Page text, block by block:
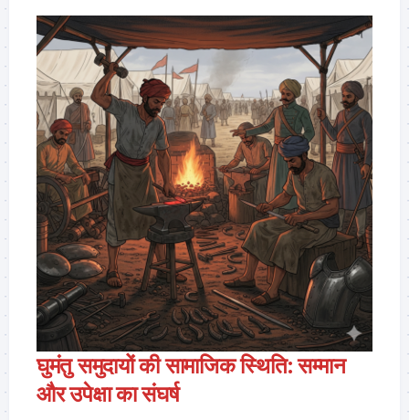
घुमंतु समुदायों की सामाजिक स्थिति: सम्मान
और उपेक्षा का संघर्ष